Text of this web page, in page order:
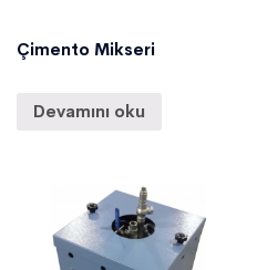
Çimento Mikseri
Devamını oku